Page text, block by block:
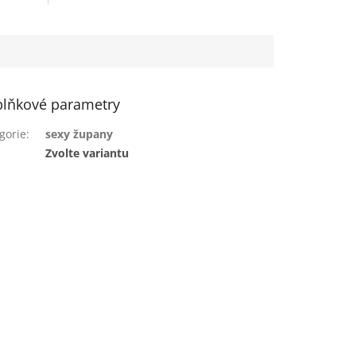
parametry
:
sexy župany
Zvolte variantu